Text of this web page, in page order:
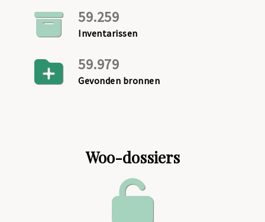
59.259
Inventarissen
59.979
Gevonden bronnen
Woo-dossiers